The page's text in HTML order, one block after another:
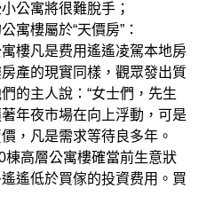
公寓將很難脫手；
樓屬於“天價房”：
凡是费用遙遙凌駕本地房
產的現實同樣，觀眾發出質
的主人說：“女士們，先生
年夜市場在向上浮動，可是
，凡是需求等待良多年。
高層公寓樓確當前生意狀
遙低於買傢的投資费用。買